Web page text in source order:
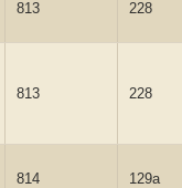
813 228
813 228
814 129a